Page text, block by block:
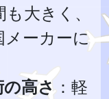
大きく、
ーカーに
高さ ：軽